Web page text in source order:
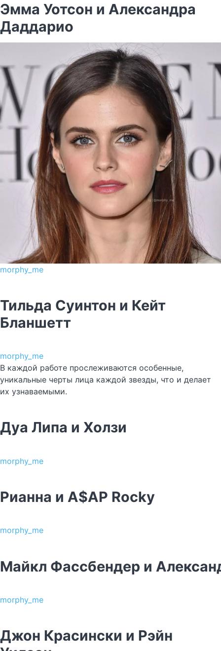
Эмма Уотсон и Александра
Даддарио
morphy_me
Тильда Суинтон и Кейт
Бланшетт
morphy_me
В каждой работе прослеживаются особенные,
уникальные черты лица каждой звезды, что и делает
их узнаваемыми.
Дуа Липа и Холзи
morphy_me
Рианна и A$AP Rocky
morphy_me
Майкл Фассбендер и
morphy_me
Джон Красински и Рэйн